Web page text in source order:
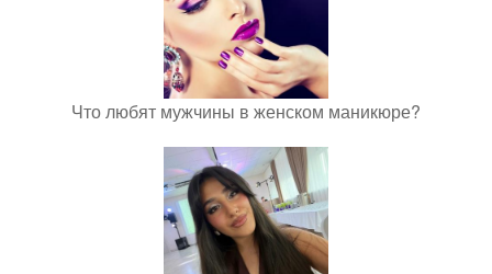
Что любят мужчины в женском маникюре?